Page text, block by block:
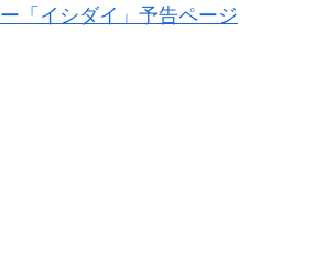
「イシダイ」予告ページ